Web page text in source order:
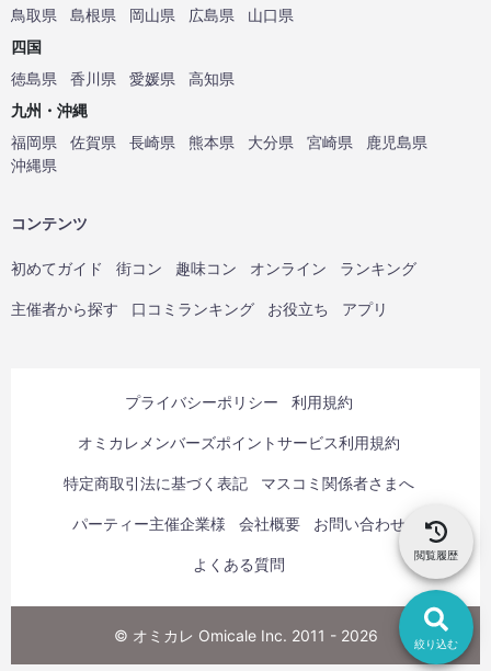
絞り込む
閲覧履歴
鳥取県
島根県 岡山県 広島県
山口県
四国
徳島県
香川県 愛媛県
高知県
九州・沖縄
福岡県
佐賀県 長崎県 熊本県 大分県 宮崎県
鹿児島県
沖縄県
コンテンツ
初めてガイド 街コン 趣味コン オンライン ランキング
主催者から探す 口コミランキング お役立ち アプリ
プライバシーポリシー 利用規約
オミカレメンバーズポイントサービス利用規約
特定商取引法に基づく表記 マスコミ関係者さまへ
パーティー主催企業様 会社概要 お問い合わせ
よくある質問
© オミカレ Omicale Inc. 2011 - 2026